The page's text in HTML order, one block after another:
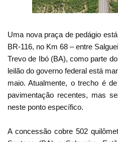
Uma nova praça de pedágio
BR-116, no Km 68 – entre
Trevo de Ibó (BA), como parte
leilão do governo federal está
maio. Atualmente, o trecho é
pavimentação recentes, mas
neste ponto específico.
A concessão cobre 502